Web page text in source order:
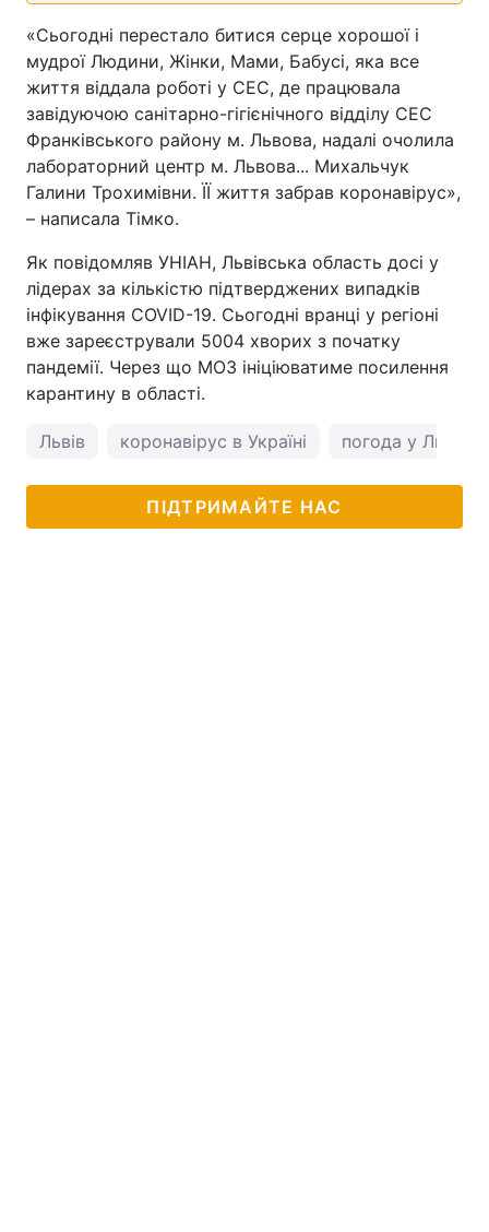
«Сьогодні перестало битися серце хорошої і
мудрої Людини, Жінки, Мами, Бабусі, яка все
життя віддала роботі у СЕС, де працювала
завідуючою санітарно-гігієнічного відділу СЕС
Франківського району м. Львова, надалі очолила
лабораторний центр м. Львова... Михальчук
Галини Трохимівни. ЇЇ життя забрав коронавірус»,
– написала Тімко.
Як повідомляв УНІАН, Львівська область досі у
лідерах за кількістю підтверджених випадків
інфікування COVID-19. Сьогодні вранці у регіоні
вже зареєстрували 5004 хворих з початку
пандемії. Через що МОЗ ініціюватиме посилення
карантину в області.
Львів коронавірус в Україні погода у Львові
ПІДТРИМАЙТЕ НАС